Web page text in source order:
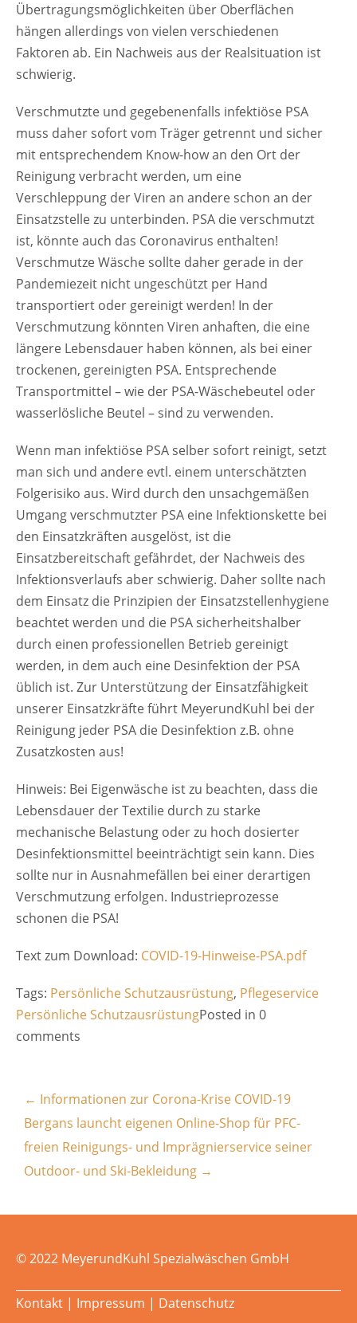
Übertragungsmöglichkeiten über Oberflächen
hängen allerdings von vielen verschiedenen
Faktoren ab. Ein Nachweis aus der Realsituation ist
schwierig.
Verschmutzte und gegebenenfalls infektiöse PSA
muss daher sofort vom Träger getrennt und sicher
mit entsprechendem Know-how an den Ort der
Reinigung verbracht werden, um eine
Verschleppung der Viren an andere schon an der
Einsatzstelle zu unterbinden. PSA die verschmutzt
ist, könnte auch das Coronavirus enthalten!
Verschmutze Wäsche sollte daher gerade in der
Pandemiezeit nicht ungeschützt per Hand
transportiert oder gereinigt werden! In der
Verschmutzung könnten Viren anhaften, die eine
längere Lebensdauer haben können, als bei einer
trockenen, gereinigten PSA. Entsprechende
Transportmittel – wie der PSA-Wäschebeutel oder
wasserlösliche Beutel – sind zu verwenden.
Wenn man infektiöse PSA selber sofort reinigt, setzt
man sich und andere evtl. einem unterschätzten
Folgerisiko aus. Wird durch den unsachgemäßen
Umgang verschmutzter PSA eine Infektionskette bei
den Einsatzkräften ausgelöst, ist die
Einsatzbereitschaft gefährdet, der Nachweis des
Infektionsverlaufs aber schwierig. Daher sollte nach
dem Einsatz die Prinzipien der Einsatzstellenhygiene
beachtet werden und die PSA sicherheitshalber
durch einen professionellen Betrieb gereinigt
werden, in dem auch eine Desinfektion der PSA
üblich ist. Zur Unterstützung der Einsatzfähigkeit
unserer Einsatzkräfte führt MeyerundKuhl bei der
Reinigung jeder PSA die Desinfektion z.B. ohne
Zusatzkosten aus!
Hinweis: Bei Eigenwäsche ist zu beachten, dass die
Lebensdauer der Textilie durch zu starke
mechanische Belastung oder zu hoch dosierter
Desinfektionsmittel beeinträchtigt sein kann. Dies
sollte nur in Ausnahmefällen bei einer derartigen
Verschmutzung erfolgen. Industrieprozesse
schonen die PSA!
Text zum Download: COVID-19-Hinweise-PSA.pdf
Tags: Persönliche Schutzausrüstung, Pflegeservice
Persönliche SchutzausrüstungPosted in 0
comments
← Informationen zur Corona-Krise COVID-19
Bergans launcht eigenen Online-Shop für PFC-
freien Reinigungs- und Imprägnierservice seiner
Outdoor- und Ski-Bekleidung →
© 2022 MeyerundKuhl Spezialwäschen GmbH
Kontakt | Impressum | Datenschutz